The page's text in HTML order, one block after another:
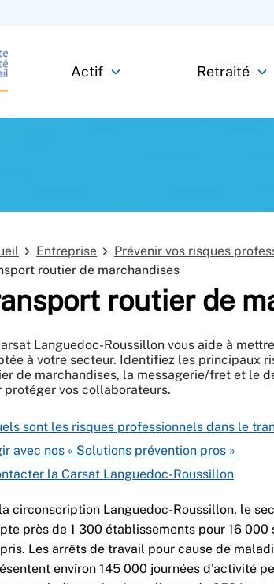
Actif Retraité
Entreprise Prévenir vos risques
routier de marchandises
routier de
Languedoc-Roussillon vous aide à
à votre secteur. Identifiez les principaux
de marchandises, la messagerie/fret et le
protéger vos collaborateurs.
sont les risques professionnels dans le
avec nos « Solutions prévention pros »
la Carsat Languedoc-Roussillon
circonscription Languedoc-Roussillon, le
près de 1 300 établissements pour 16
Les arrêts de travail pour cause de
environ 145 000 journées d’activité